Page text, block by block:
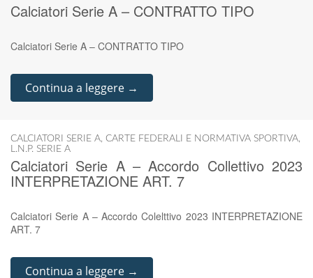
Calciatori Serie A – CONTRATTO TIPO
Calciatori Serie A – CONTRATTO TIPO
Continua a leggere →
CALCIATORI SERIE A, CARTE FEDERALI E NORMATIVA SPORTIVA,
L.N.P. SERIE A
Calciatori Serie A – Accordo Collettivo 2023
INTERPRETAZIONE ART. 7
Calciatori Serie A – Accordo Colelttivo 2023 INTERPRETAZIONE
ART. 7
Continua a leggere →